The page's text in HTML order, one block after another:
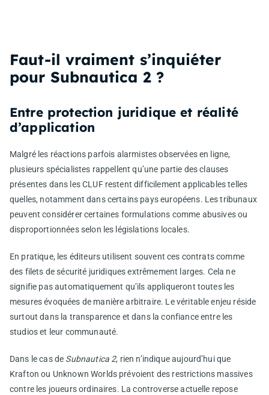
Faut-il vraiment s’inquiéter
pour Subnautica 2 ?
Entre protection juridique et réalité
d’application
Malgré les réactions parfois alarmistes observées en ligne,
plusieurs spécialistes rappellent qu’une partie des clauses
présentes dans les CLUF restent difficilement applicables telles
quelles, notamment dans certains pays européens. Les tribunaux
peuvent considérer certaines formulations comme abusives ou
disproportionnées selon les législations locales.
En pratique, les éditeurs utilisent souvent ces contrats comme
des filets de sécurité juridiques extrêmement larges. Cela ne
signifie pas automatiquement qu’ils appliqueront toutes les
mesures évoquées de manière arbitraire. Le véritable enjeu réside
surtout dans la transparence et dans la confiance entre les
studios et leur communauté.
Dans le cas de Subnautica 2, rien n’indique aujourd’hui que
Krafton ou Unknown Worlds prévoient des restrictions massives
contre les joueurs ordinaires. La controverse actuelle repose